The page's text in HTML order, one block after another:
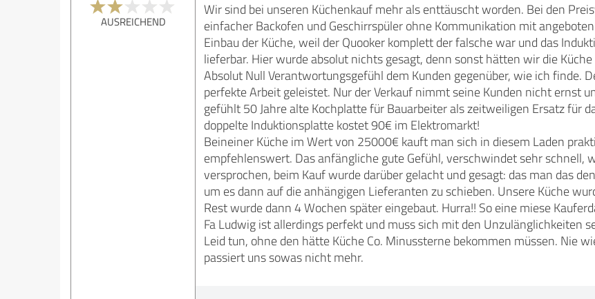
AUSREICHEND
Wir sind bei unseren Küchenkauf mehr als enttäuscht worden. Bei den
einfacher Backofen und Geschirrspüler ohne Kommunikation mit
Einbau der Küche, weil der Quooker komplett der falsche war und das
lieferbar. Hier wurde absolut nichts gesagt, denn sonst hätten wir die
Absolut Null Verantwortungsgefühl dem Kunden gegenüber, wie ich finde.
perfekte Arbeit geleistet. Nur der Verkauf nimmt seine Kunden nicht ernst
gefühlt 50 Jahre alte Kochplatte für Bauarbeiter als zeitweiligen Ersatz für
doppelte Induktionsplatte kostet 90€ im Elektromarkt!
Beineiner Küche im Wert von 25000€ kauft man sich in diesem Laden
empfehlenswert. Das anfängliche gute Gefühl, verschwindet sehr schnell,
versprochen, beim Kauf wurde darüber gelacht und gesagt: das man das
um es dann auf die anhängigen Lieferanten zu schieben. Unsere Küche
Rest wurde dann 4 Wochen später eingebaut. Hurra!! So eine miese
Fa Ludwig ist allerdings perfekt und muss sich mit den Unzulänglichkeiten
Leid tun, ohne den hätte Küche Co. Minussterne bekommen müssen. Nie
passiert uns sowas nicht mehr.